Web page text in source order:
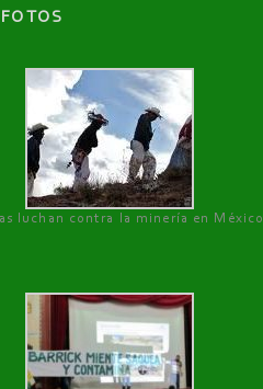
luchan contra la minería en México